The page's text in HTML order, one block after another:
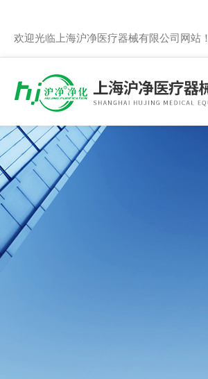
欢迎光临上海沪净医疗器械有限公司网站！